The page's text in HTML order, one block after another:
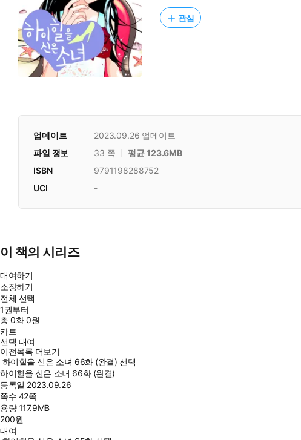
관심
업데이트 2023.09.26 업데이트
파일 정보 33 쪽
평균 123.6MB
ISBN
9791198288752
UCI
-
이 책의 시리즈
대여하기
소장하기
전체 선택
1권부터
총0화0원
카트
선택 대여
이전목록 더보기
하이힐을 신은 소녀 66화 (완결) 선택
하이힐을 신은 소녀 66화 (완결)
등록일 2023.09.26
쪽수 42쪽
용량117.9MB
200원
대여